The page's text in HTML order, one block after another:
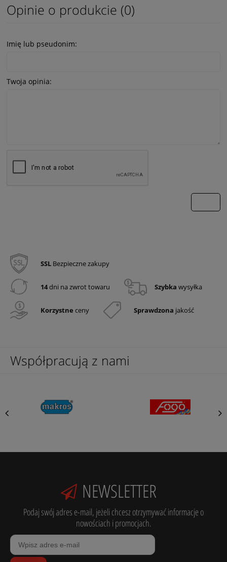
Opinie o produkcie (0)
Imię lub pseudonim:
Twoja opinia:
SSL Bezpieczne zakupy
14dni na zwrot towaru Szybka wysyłka
Korzystne ceny Sprawdzona jakość
Współpracują z nami
NEWSLETTER
Podaj swój adres e-mail, jeżeli chcesz otrzymywać informacje o
nowościach i promocjach.